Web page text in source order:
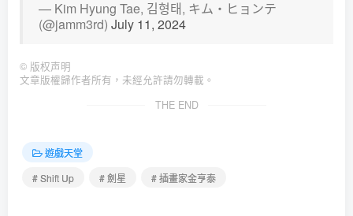
— Kim Hyung Tae, 김형태, キム・ヒョンテ
(@jamm3rd) July 11, 2024
© 版权声明
文章版權歸作者所有，未經允許請勿轉載。
THE END
遊戲天堂
# Shift Up
# 劍星 # 插畫家金亨泰